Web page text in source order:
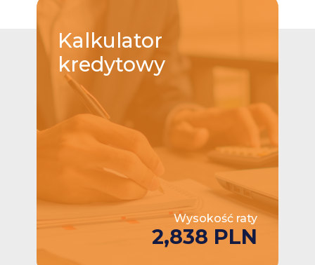
Kalkulator
kredytowy
Wysokość raty
2,838 PLN